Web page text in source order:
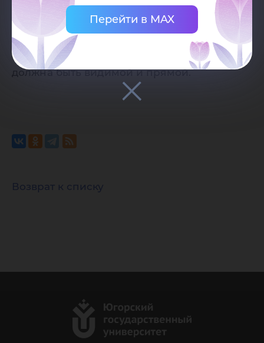
Перейти в MAX
Югорского государственного
университета. Ссылка должна находиться
непосредственно рядом с материалом,
должна быть видимой и прямой.
Возврат к списку